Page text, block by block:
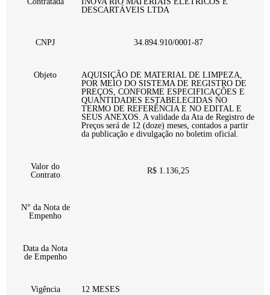
DESCARTÁVEIS LTDA
CNPJ 34.894.910/0001-87
Objeto
AQUISIÇÃO DE MATERIAL DE LIMPEZA,
POR MEIO DO SISTEMA DE REGISTRO DE
PREÇOS, CONFORME ESPECIFICAÇÕES E
QUANTIDADES ESTABELECIDAS NO
TERMO DE REFERÊNCIA E NO EDITAL E
SEUS ANEXOS. A validade da Ata de Registro de
Preços será de 12 (doze) meses, contados a partir
da publicação e divulgação no boletim oficial.
Valor do
Contrato
R$ 1.136,25
N° da Nota de
Empenho
Data da Nota
de Empenho
Vigência 12 MESES